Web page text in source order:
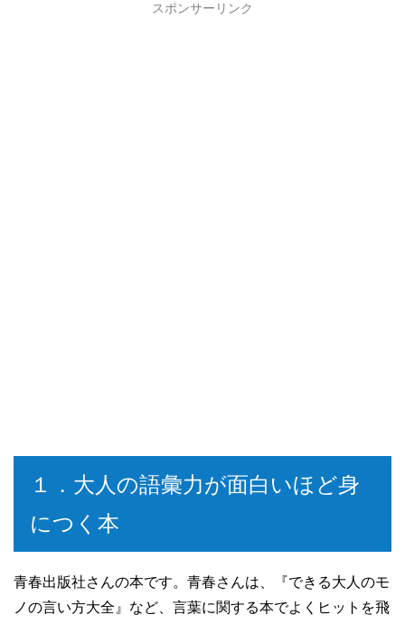
スポンサーリンク
１．大人の語彙力が面白いほど身
につく本
青春出版社さんの本です。青春さんは、『できる大人のモ
ノの言い方大全』など、言葉に関する本でよくヒットを飛